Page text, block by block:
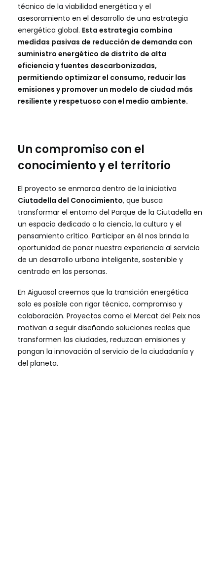
técnico de la viabilidad energética y el
asesoramiento en el desarrollo de una estrategia
energética global. Esta estrategia combina
medidas pasivas de reducción de demanda con
suministro energético de distrito de alta
eficiencia y fuentes descarbonizadas,
permitiendo optimizar el consumo, reducir las
emisiones y promover un modelo de ciudad más
resiliente y respetuoso con el medio ambiente.
Un compromiso con el
conocimiento y el territorio
El proyecto se enmarca dentro de la iniciativa
Ciutadella del Conocimiento, que busca
transformar el entorno del Parque de la Ciutadella en
un espacio dedicado a la ciencia, la cultura y el
pensamiento crítico. Participar en él nos brinda la
oportunidad de poner nuestra experiencia al servicio
de un desarrollo urbano inteligente, sostenible y
centrado en las personas.
En Aiguasol creemos que la transición energética
solo es posible con rigor técnico, compromiso y
colaboración. Proyectos como el Mercat del Peix nos
motivan a seguir diseñando soluciones reales que
transformen las ciudades, reduzcan emisiones y
pongan la innovación al servicio de la ciudadanía y
del planeta.